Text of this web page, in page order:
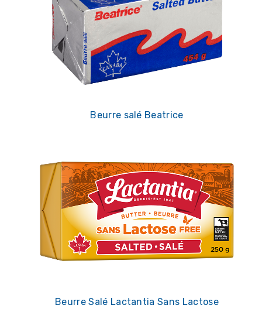
Beurre salé Beatrice
Beurre Salé Lactantia Sans Lactose